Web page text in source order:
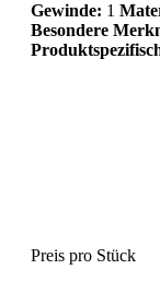
Gewinde: 1
Besondere
Preis pro Stück